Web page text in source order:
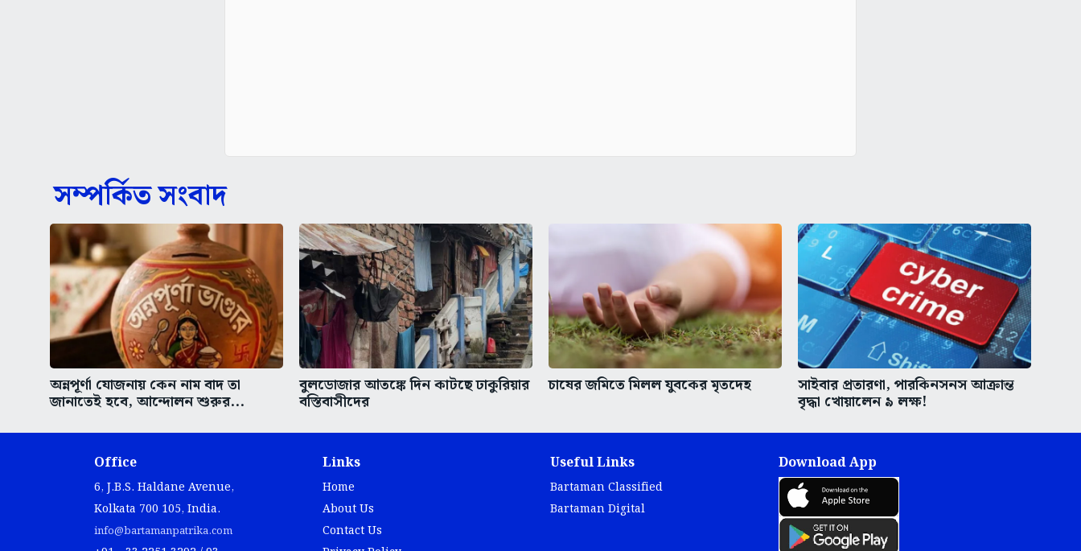
সম্পর্কিত সংবাদ
অন্নপূর্ণা যোজনায় কেন নাম বাদ তা
জানাতেই হবে, আন্দোলন শুরুর...
বুলডোজার আতঙ্কে দিন কাটছে ঢাকুরিয়ার
বস্তিবাসীদের
চাষের জমিতে মিলল যুবকের মৃতদেহ সাইবার প্রতারণা, পারকিনসনস আক্রান্ত
বৃদ্ধা খোয়ালেন ৯ লক্ষ!
Office
6, J.B.S. Haldane Avenue,
Kolkata 700 105, India.
info@bartamanpatrika.com
Links
Home
About Us
Contact Us
Useful Links
Bartaman Classified
Bartaman Digital
Download App